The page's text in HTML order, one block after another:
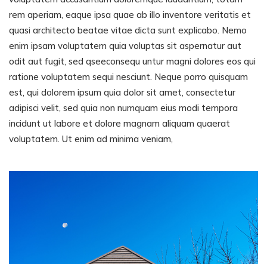
rem aperiam, eaque ipsa quae ab illo inventore veritatis et
quasi architecto beatae vitae dicta sunt explicabo. Nemo
enim ipsam voluptatem quia voluptas sit aspernatur aut
odit aut fugit, sed qseeconsequ untur magni dolores eos qui
ratione voluptatem sequi nesciunt. Neque porro quisquam
est, qui dolorem ipsum quia dolor sit amet, consectetur
adipisci velit, sed quia non numquam eius modi tempora
incidunt ut labore et dolore magnam aliquam quaerat
voluptatem. Ut enim ad minima veniam,